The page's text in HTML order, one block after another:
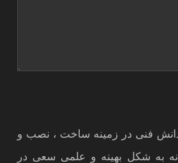
دانش فنی در زمینه ساخت ، نصب و
به شکل بهینه و علمی سعی در